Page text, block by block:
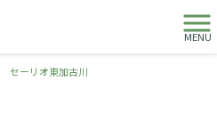
MENU
セーリオ東加古川